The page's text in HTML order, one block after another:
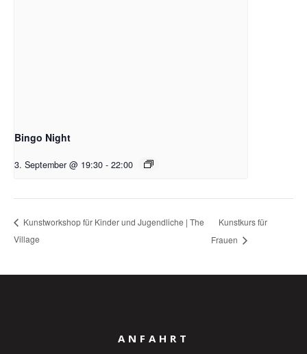
Bingo Night
3. September @ 19:30 - 22:00
Kunstworkshop für Kinder und Jugendliche | The
Village
Kunstkurs für
Frauen
ANFAHRT